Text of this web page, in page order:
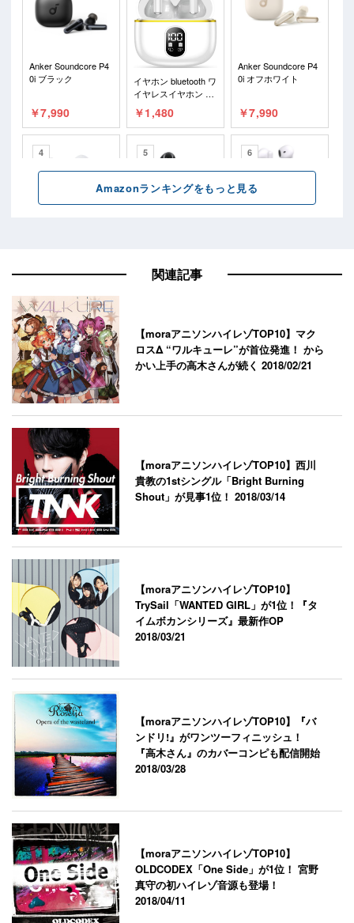
関連記事
【moraアニソンハイレゾTOP10】マク
ロスΔ “ワルキューレ”が首位発進！ から
かい上手の高木さんが続く2018/02/21
【moraアニソンハイレゾTOP10】西川
貴教の1stシングル「Bright Burning
Shout」が見事1位！2018/03/14
【moraアニソンハイレゾTOP10】
TrySail「WANTED GIRL」が1位！『タ
イムボカンシリーズ』最新作OP
2018/03/21
【moraアニソンハイレゾTOP10】『バ
ンドリ!』がワンツーフィニッシュ！
『高木さん』のカバーコンピも配信開始
2018/03/28
【moraアニソンハイレゾTOP10】
OLDCODEX「One Side」が1位！ 宮野
真守の初ハイレゾ音源も登場！
2018/04/11